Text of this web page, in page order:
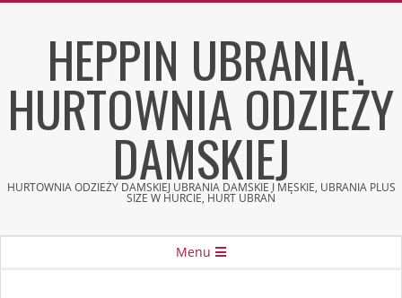
HEPPIN UBRANIA
HURTOWNIA ODZIEŻY
DAMSKIEJ
HURTOWNIA ODZIEŻY DAMSKIEJ UBRANIA DAMSKIE I MĘSKIE, UBRANIA PLUS
SIZE W HURCIE, HURT UBRAŃ
Menu